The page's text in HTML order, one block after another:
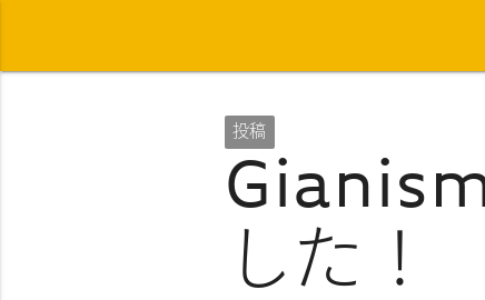
投稿
した！